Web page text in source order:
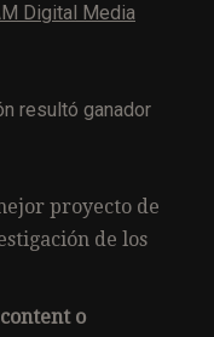
Digital Media
resultó ganador
proyecto de
de los
o